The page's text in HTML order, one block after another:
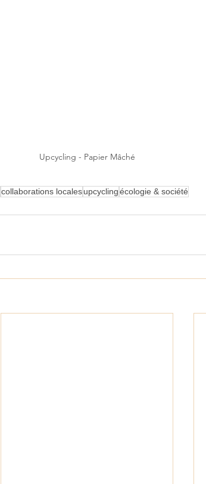
Upcycling - Papier Mâché
collaborations localesupcyclingécologie & société